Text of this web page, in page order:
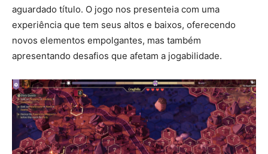
aguardado título. O jogo nos presenteia com uma
experiência que tem seus altos e baixos, oferecendo
novos elementos empolgantes, mas também
apresentando desafios que afetam a jogabilidade.